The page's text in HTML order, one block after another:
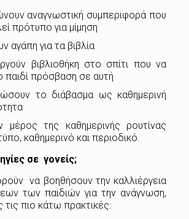
αναγνωστική συμπεριφορά που
πρότυπο για μίμηση
αγάπη για τα βιβλία
βιβλιοθήκη στο σπίτι που να
παιδί πρόσβαση σε αυτή
το διάβασμα ως καθημερινή
μέρος της καθημερινής ρουτίνας
καθημερινό και περιοδικό.
σε γονείς;
να βοηθήσουν την καλλιέργεια
των παιδιών για την ανάγνωση,
πιο κάτω πρακτικές: